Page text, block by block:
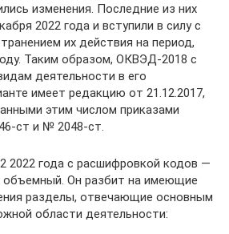
изменения. Последние из них
2022 года и вступили в силу с
их действия на период,
Таким образом, ОКВЭД-2018 с
деятельности в его
имеет редакцию от 21.12.2017,
этим числом приказами
ст и № 2048-ст.
2022 года с расшифровкой кодов —
объемный. Он разбит на имеющие
разделы, отвечающие основным
области деятельности: